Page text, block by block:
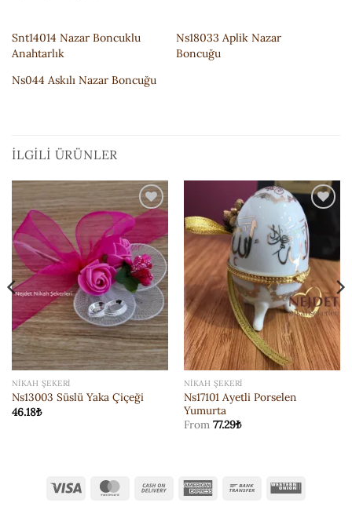
Snt14014 Nazar Boncuklu
Anahtarlık
Ns18033 Aplik Nazar
Boncuğu
Ns044 Askılı Nazar Boncuğu
İLGILI ÜRÜNLER
ISTEK
LISTESI'NE
EKLE
NIKAH ŞEKERI
Ns13003 Süslü Yaka Çiçeği
46.18₺
ISTEK
LISTESI'NE
EKLE
NIKAH ŞEKERI
Ns17101 Ayetli Porselen
Yumurta
From 77.29₺
Visa MasterCardCash
American Bank
Western